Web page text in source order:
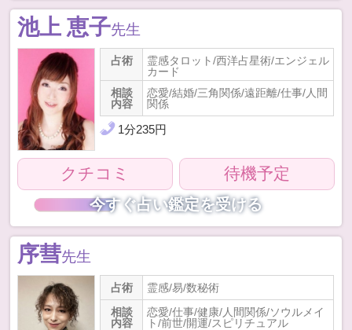
池上 恵子先生
占術
霊感タロット/西洋占星術/エンジェル
カード
相談
内容
恋愛/結婚/三角関係/遠距離/仕事/人間
関係
1分235円
クチコミ 待機予定
今すぐ占い鑑定を受ける
序彗先生
占術
霊感/易/数秘術
相談
内容
恋愛/仕事/健康/人間関係/ソウルメイ
ト/前世/開運/スピリチュアル